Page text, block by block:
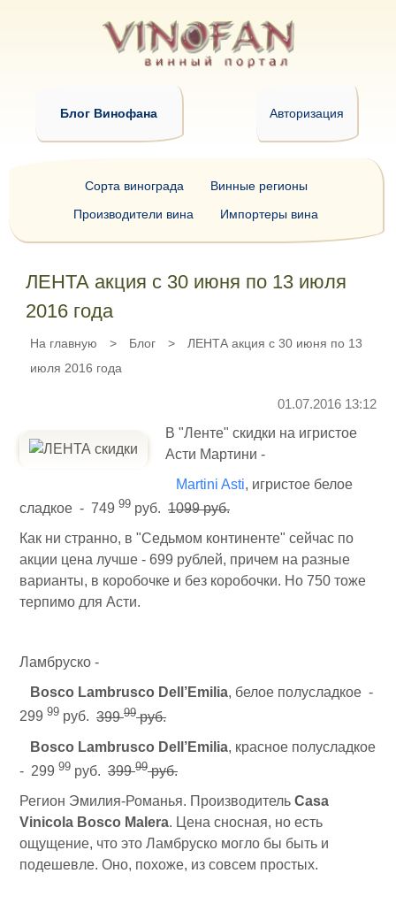
Блог Винофана Авторизация
ЛЕНТА акция с 30 июня по 13 июля
2016 года
На главную > Блог >
ЛЕНТА акция с 30 июня по 13
июля 2016 года
01.07.2016 13:12
В "Ленте" скидки на игристое
Асти Мартини -
Martini Asti, игристое белое
сладкое - 749 99 руб. 1099 руб.
Как ни странно, в "Седьмом континенте" сейчас по
акции цена лучше - 699 рублей, причем на разные
варианты, в коробочке и без коробочки. Но 750 тоже
терпимо для Асти.
Ламбруско -
Bosco Lambrusco Dell’Emilia, белое полусладкое -
299 99 руб. 39999руб.
Bosco Lambrusco Dell’Emilia, красное полусладкое
- 299 99 руб. 39999руб.
Регион Эмилия-Романья. Производитель Casa
Vinicola Bosco Malera. Цена сносная, но есть
ощущение, что это Ламбруско могло бы быть и
подешевле. Оно, похоже, из совсем простых.
Сорта винограда
Винные регионы
Производители вина
Импортеры вина